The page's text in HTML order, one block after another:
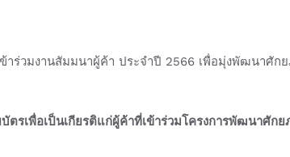
ร่วมงานสัมมนาผู้ค้า ประจำปี 2566 เพื่อมุ่งพัฒนาศัก
รเพื่อเป็นเกียรติแก่ผู้ค้าที่เข้าร่วมโครงการพัฒนาศัก